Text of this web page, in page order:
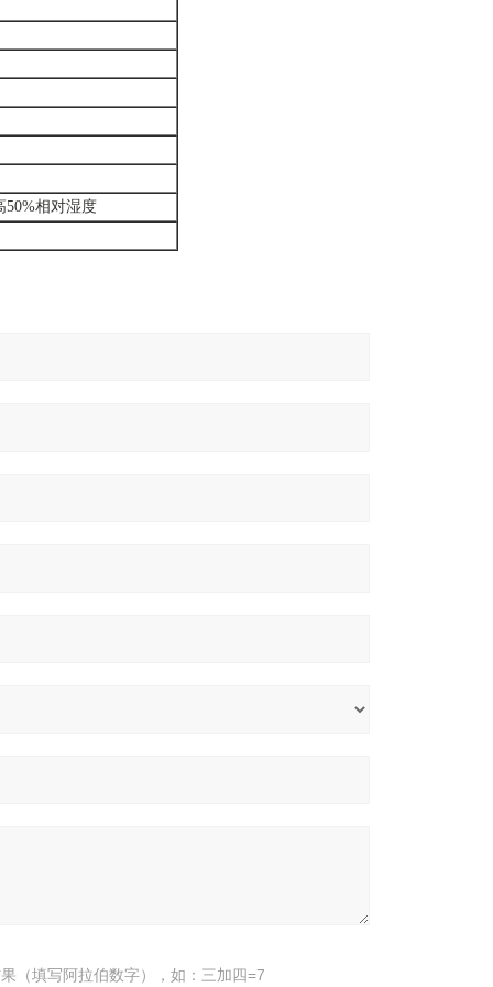
相对湿度
（填写阿拉伯数字），如：三加四=7